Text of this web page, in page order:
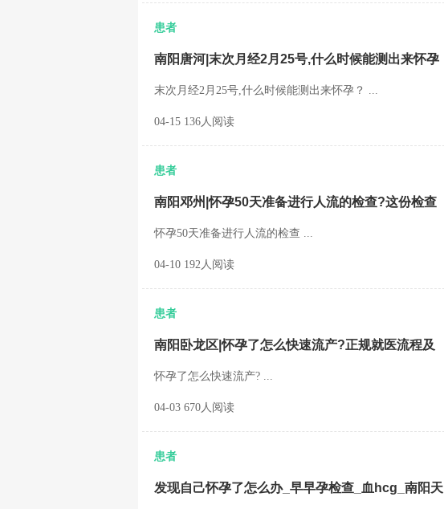
患者
南阳唐河|末次月经2月25号,什么时候能测出来怀孕
末次月经2月25号,什么时候能测出来怀孕？ ...
04-15 136人阅读
患者
南阳邓州|怀孕50天准备进行人流的检查?这份检查
怀孕50天准备进行人流的检查 ...
04-10 192人阅读
患者
南阳卧龙区|怀孕了怎么快速流产?正规就医流程及
怀孕了怎么快速流产? ...
04-03 670人阅读
患者
发现自己怀孕了怎么办_早早孕检查_血hcg_南阳天